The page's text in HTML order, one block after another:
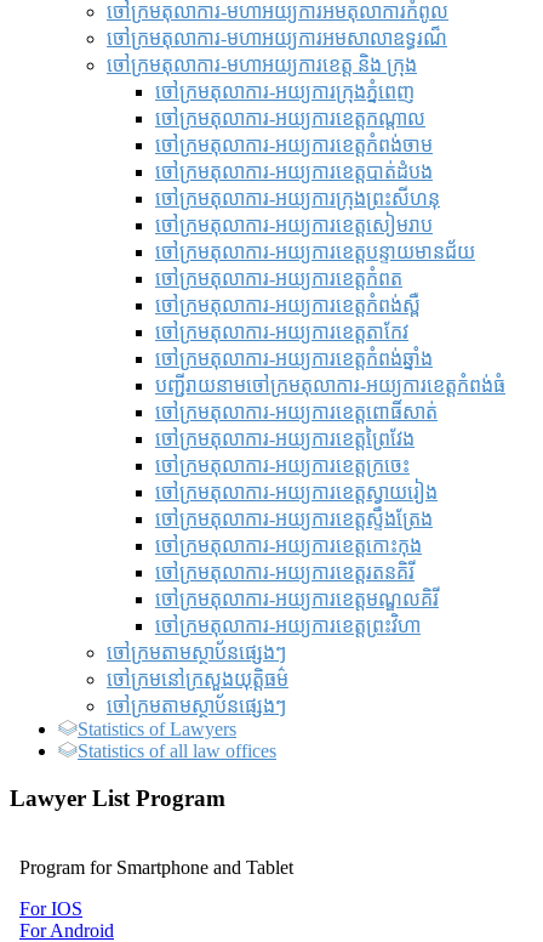
ចៅក្រមតុលាការ-មហាអយ្យការអមតុលាការកំពូល
ចៅក្រមតុលាការ-មហាអយ្យការអមសាលាឧទ្ធរណ៏
ចៅក្រមតុលាការ-មហាអយ្យការខេត្ត និង ក្រុង
ចៅក្រមតុលាការ-អយ្យការក្រុងភ្នំពេញ
ចៅក្រមតុលាការ-អយ្យការខេត្តកណ្តាល
ចៅក្រមតុលាការ-អយ្យការខេត្តកំពង់ចាម
ចៅក្រមតុលាការ-អយ្យការខេត្តបាត់ដំបង
ចៅក្រមតុលាការ-អយ្យការ​ក្រុងព្រះសីហនុ
ចៅក្រមតុលាការ-អយ្យការខេត្តសៀមរាប
ចៅក្រមតុលាការ-អយ្យការខេត្តបន្ទាយមានជ័យ
ចៅក្រមតុលាការ-អយ្យការខេត្តកំពត
ចៅក្រមតុលាការ-អយ្យការខេត្តកំពង់ស្ពឺ
ចៅក្រមតុលាការ-អយ្យការខេត្តតាកែវ
ចៅក្រមតុលាការ-អយ្យការខេត្តកំពង់ឆ្នាំង
បញ្ជីរាយនាមចៅក្រមតុលាការ-អយ្យការខេត្តកំពង់ធំ
ចៅក្រមតុលាការ-អយ្យការខេត្តពោធិ៍សាត់
ចៅក្រមតុលាការ-អយ្យការខេត្តព្រៃវែង
ចៅក្រមតុលាការ-អយ្យការខេត្តក្រចេះ
ចៅក្រមតុលាការ-អយ្យការខេត្តស្វាយរៀង
ចៅក្រមតុលាការ-អយ្យការខេត្តស្ទឹងត្រែង
ចៅក្រមតុលាការ-អយ្យការខេត្តកោះកុង
ចៅក្រមតុលាការ-អយ្យការខេត្តរតនគិរី
ចៅក្រមតុលាការ-អយ្យការខេត្តមណ្ឌលគិរី
ចៅក្រមតុលាការ-អយ្យការខេត្តព្រះវិហា
ចៅក្រមតាមស្ថាប័នផ្សេងៗ
ចៅក្រមនៅក្រសួងយុត្តិធម៌
ចៅក្រមតាមស្ថាប័នផ្សេងៗ
Statistics of Lawyers
Statistics of all law offices
Lawyer List Program
Program for Smartphone and Tablet
For IOS
For Android